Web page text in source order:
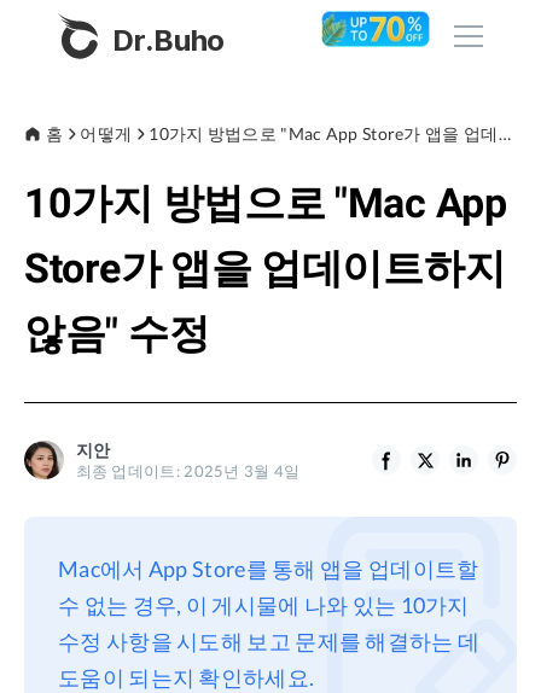
Dr.Buho
제품
BuhoCleaner
BuhoUnlocker
BuhoRepair
BuhoLaunchpad
스토어
블로그
프라이버시
조항
환불
홈 어떻게 10가지 방법으로 "Mac App Store가 앱을 업데이트하지 않음" 수정
10가지 방법으로 "Mac App
Store가 앱을 업데이트하지
않음" 수정
지안
최종 업데이트: 2025년 3월 4일
Mac에서 App Store를 통해 앱을 업데이트할
수 없는 경우, 이 게시물에 나와 있는 10가지
수정 사항을 시도해 보고 문제를 해결하는 데
도움이 되는지 확인하세요.